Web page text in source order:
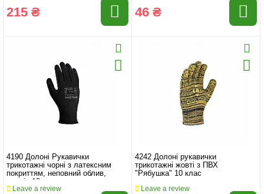
215 ₴ 46 ₴
4190 Долоні Рукавички
трикотажні чорні з латексним
покриттям, неповний облив,
розмір 10
Leave a review
4242 Долоні рукавички
трикотажні жовті з ПВХ
"Рябушка" 10 клас
Leave a review